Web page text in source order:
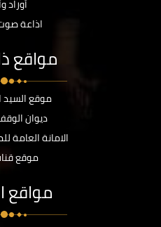
أوراد
اذاعة
مواقع
موقع السيد
ديوان
الامانة العامة
موقع
مواقع